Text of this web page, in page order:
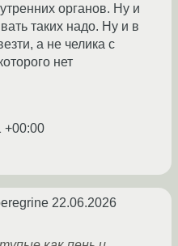
органов. Ну и
таких надо. Ну и в
а не челика с
нет
+00:00
22.06.2026